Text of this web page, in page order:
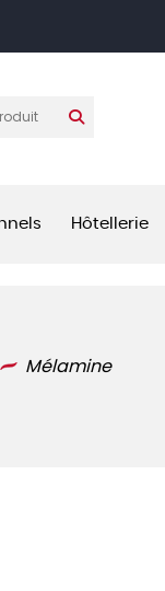
Hôtellerie
Mélamine